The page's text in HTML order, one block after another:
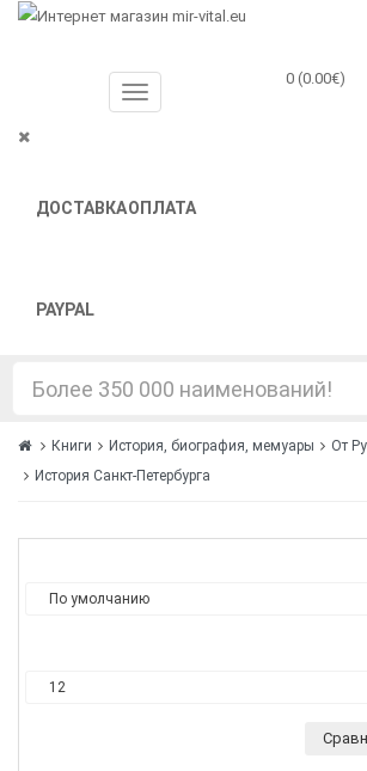
ДОСТАВКАОПЛАТА
PAYPAL
0 (0.00€)
Книги История, биография, мемуары
От
История Санкт-Петербурга